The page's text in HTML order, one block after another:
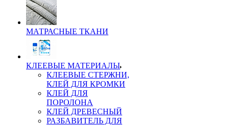
МАТРАСНЫЕ ТКАНИ
КЛЕЕВЫЕ МАТЕРИАЛЫ
КЛЕЕВЫЕ СТЕРЖНИ,
КЛЕЙ ДЛЯ КРОМКИ
КЛЕЙ ДЛЯ
ПОРОЛОНА
КЛЕЙ ДРЕВЕСНЫЙ
РАЗБАВИТЕЛЬ ДЛЯ